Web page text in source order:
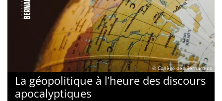
© Collège des Bernardins
La géopolitique à l’heure des discours
apocalyptiques